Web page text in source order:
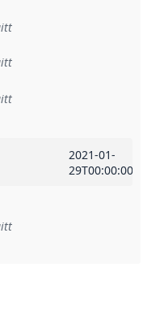
2021-01-
29T00:00:00Z
implementeringsregel eller